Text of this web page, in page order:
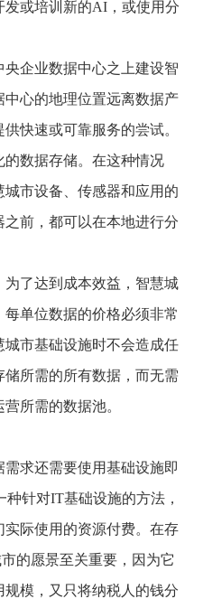
或培训新的AI，或使用分
企业数据中心之上建设智
心的地理位置远离数据产
快速或可靠服务的尝试。
数据存储。在这种情况
市设备、传感器和应用的
前，都可以在本地进行分
了达到成本效益，智慧城
单位数据的价格必须非常
市基础设施时不会造成任
所需的所有数据，而无需
所需的数据池。
求还需要使用基础设施即
种针对IT基础设施的方法，
际使用的资源付费。在存
的愿景至关重要，因为它
模，又只将纳税人的钱分